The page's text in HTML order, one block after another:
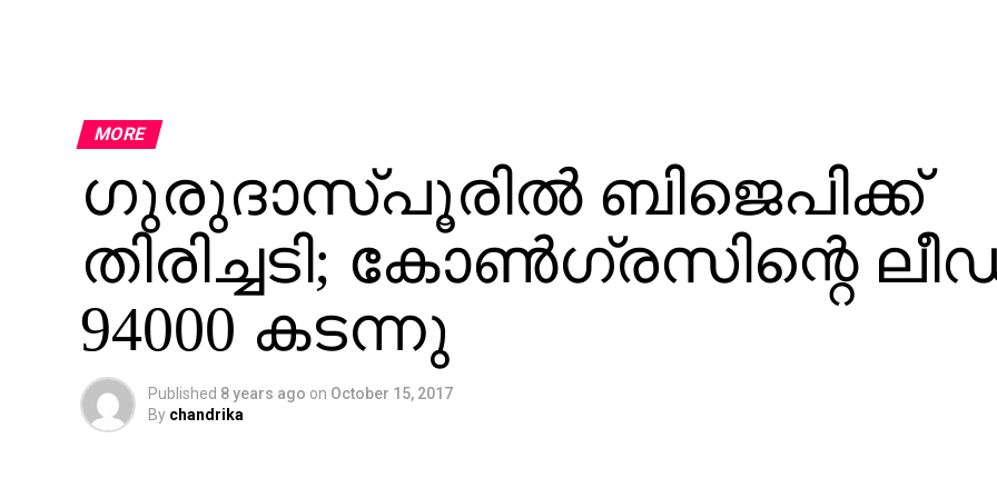
MORE
ഗുരുദാസ്പൂരില്‍ ബിജെപിക്ക്
തിരിച്ചടി; കോണ്‍ഗ്രസിന്റെ
94000 കടന്നു
Published 8 years ago on October 15, 2017
By chandrika